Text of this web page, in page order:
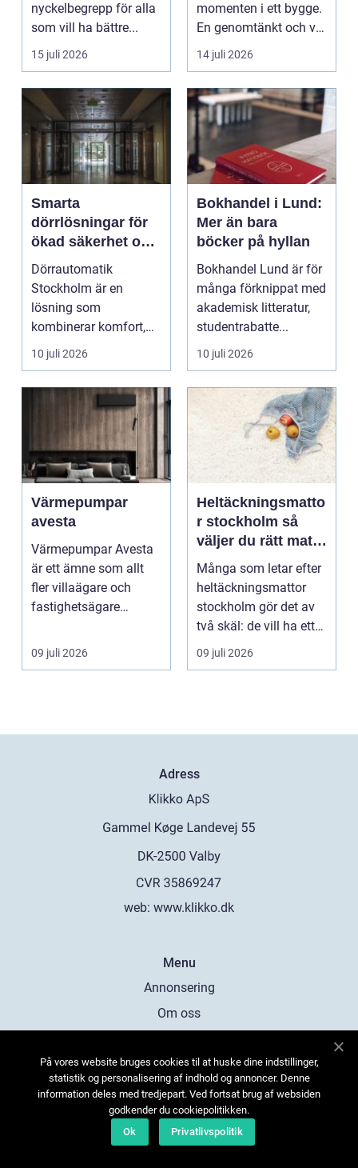
nyckelbegrepp för alla
som vill ha bättre...
15 juli 2026
momenten i ett bygge.
En genomtänkt och väl
utförd gru...
14 juli 2026
Smarta
dörrlösningar för
ökad säkerhet och
komfort
Dörrautomatik
Stockholm är en
lösning som
kombinerar komfort,
säkerhet och tillg...
10 juli 2026
Bokhandel i Lund:
Mer än bara
böcker på hyllan
Bokhandel Lund är för
många förknippat med
akademisk litteratur,
studentrabatte...
10 juli 2026
Värmepumpar
avesta
Värmepumpar Avesta
är ett ämne som allt
fler villaägare och
fastighetsägare
...
09 juli 2026
Heltäckningsmatto
r stockholm så
väljer du rätt matta
för hem och
kontor
Många som letar efter
heltäckningsmattor
stockholm gör det av
två skäl: de vill ha ett
tystare och m...
09 juli 2026
Adress
web: www.klikko.dk
Menu
Annonsering
Om oss
Kontakta oss
Sitemap
På vores website bruges cookies til at huske dine indstillinger,
statistik og personalisering af indhold og annoncer. Denne
information deles med tredjepart. Ved fortsat brug af websiden
godkender du cookiepolitikken.
Ok
Privatlivspolitik